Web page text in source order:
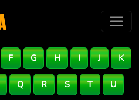
F G H I J K
Q R S T U